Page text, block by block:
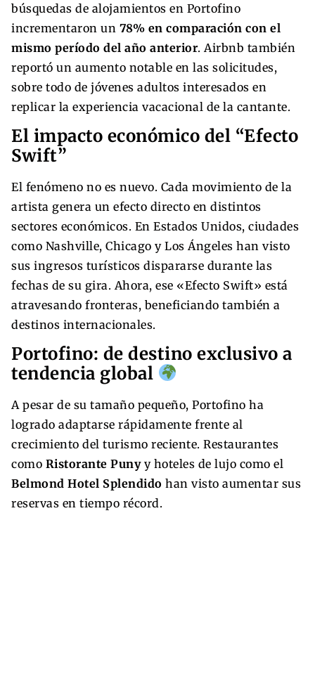
búsquedas de alojamientos en Portofino
incrementaron un 78% en comparación con el
mismo período del año anterior. Airbnb también
reportó un aumento notable en las solicitudes,
sobre todo de jóvenes adultos interesados en
replicar la experiencia vacacional de la cantante.
El impacto económico del “Efecto
Swift”
El fenómeno no es nuevo. Cada movimiento de la
artista genera un efecto directo en distintos
sectores económicos. En Estados Unidos, ciudades
como Nashville, Chicago y Los Ángeles han visto
sus ingresos turísticos dispararse durante las
fechas de su gira. Ahora, ese «Efecto Swift» está
atravesando fronteras, beneficiando también a
destinos internacionales.
Portofino: de destino exclusivo a
tendencia global
A pesar de su tamaño pequeño, Portofino ha
logrado adaptarse rápidamente frente al
crecimiento del turismo reciente. Restaurantes
como Ristorante Punyy hoteles de lujo como el
Belmond Hotel Splendido han visto aumentar sus
reservas en tiempo récord.